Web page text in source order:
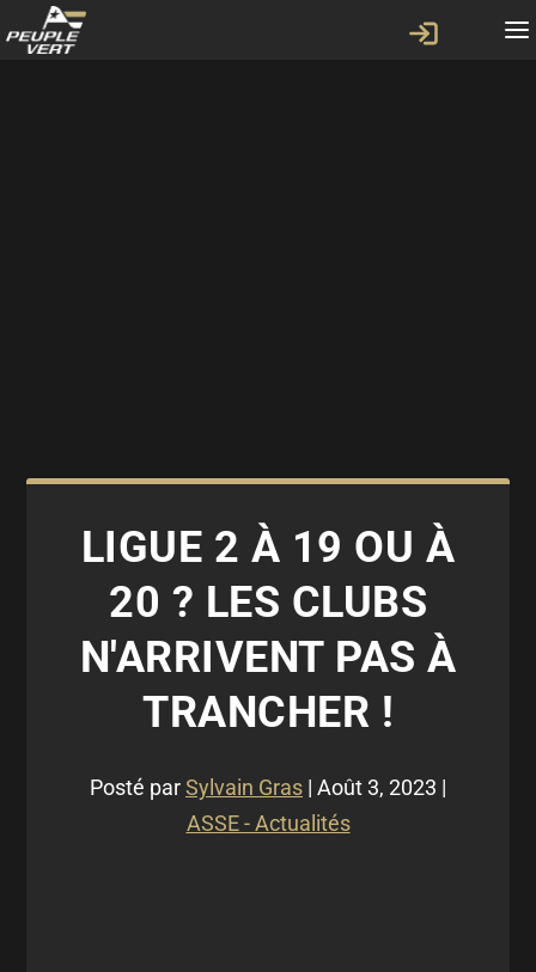
LIGUE 2 À 19 OU À
20 ? LES CLUBS
N'ARRIVENT PAS À
TRANCHER !
Posté parSylvain Gras | Août 3, 2023 |
ASSE - Actualités